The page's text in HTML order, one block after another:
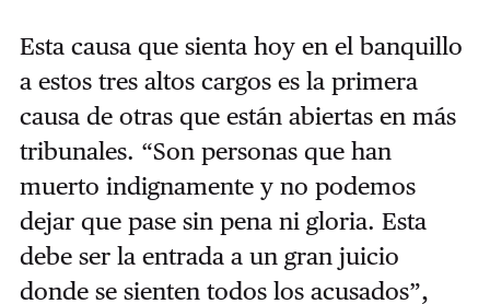
Esta causa que sienta hoy en el banquillo
a estos tres altos cargos es la primera
causa de otras que están abiertas en más
tribunales. “Son personas que han
muerto indignamente y no podemos
dejar que pase sin pena ni gloria. Esta
debe ser la entrada a un gran juicio
donde se sienten todos los acusados”,